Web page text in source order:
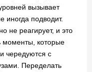
вызывает
иногда подводит.
не реагирует, и это
моменты, которые
чередуются с
Переделать